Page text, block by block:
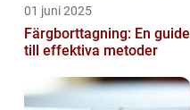
01 juni 2025
Färgborttagning: En guide
till effektiva metoder